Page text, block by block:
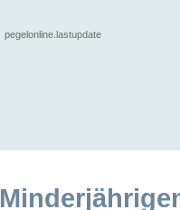
pegelonline.lastupdate